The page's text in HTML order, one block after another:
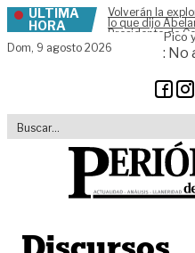
Skip to content
ÚLTIMA
HORA
Volverán la
lo que dijo
Presidente de
Dom, 9 agosto 2026
Pico
: No